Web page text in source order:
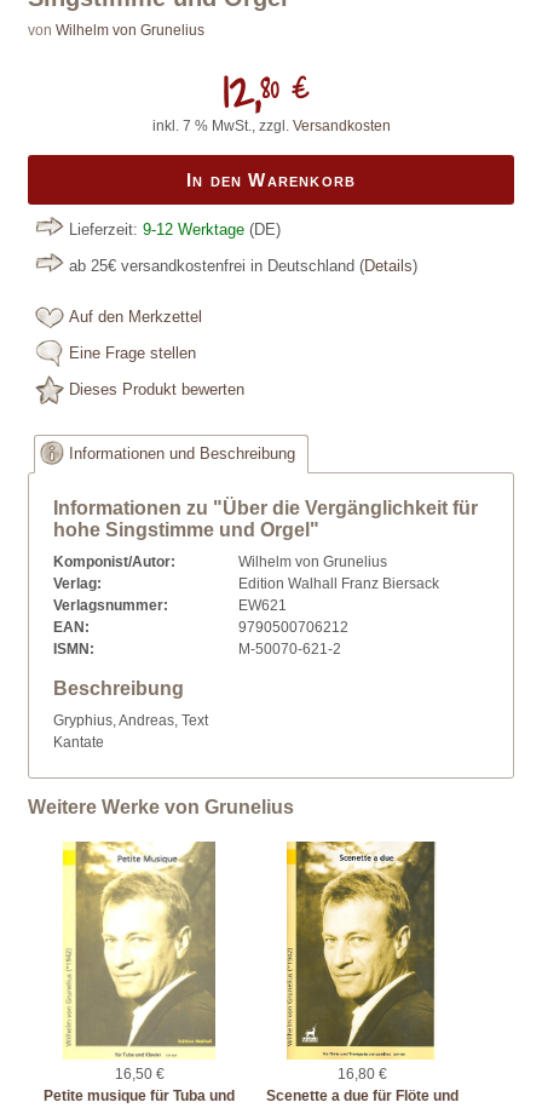
von Wilhelm von Grunelius
12,80 €
inkl. 7 % MwSt., zzgl. Versandkosten
In den Warenkorb
Lieferzeit: 9-12 Werktage (DE)
ab 25€ versandkostenfrei in Deutschland (Details)
Auf den Merkzettel
Eine Frage stellen
Dieses Produkt bewerten
Informationen und Beschreibung
Informationen zu "Über die Vergänglichkeit für
hohe Singstimme und Orgel"
Komponist/Autor:
Wilhelm von Grunelius
Verlag:
Edition Walhall Franz Biersack
Verlagsnummer:
EW621
EAN:
9790500706212
ISMN:
M-50070-621-2
Beschreibung
Gryphius, Andreas, Text
Kantate
Weitere Werke von Grunelius
16,50 €
Petite musique für Tuba und
16,80 €
Scenette a due für Flöte und